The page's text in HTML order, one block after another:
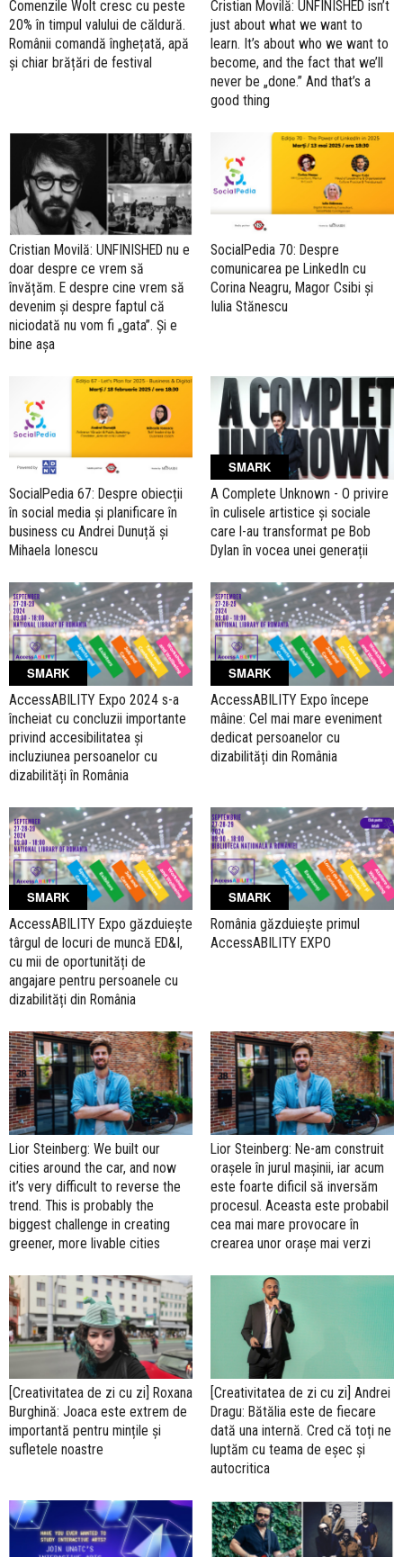
Comenzile Wolt cresc cu peste
20% în timpul valului de căldură.
Românii comandă înghețată, apă
și chiar brățări de festival
Cristian Movilă: UNFINISHED isn’t
just about what we want to
learn. It’s about who we want to
become, and the fact that we’ll
never be „done.” And that’s a
good thing
Cristian Movilă: UNFINISHED nu e
doar despre ce vrem să
învățăm. E despre cine vrem să
devenim și despre faptul că
niciodată nu vom fi „gata”. Și e
bine așa
SocialPedia 70: Despre
comunicarea pe LinkedIn cu
Corina Neagru, Magor Csibi și
Iulia Stănescu
SocialPedia 67: Despre obiecții
în social media și planificare în
business cu Andrei Dunuță și
Mihaela Ionescu
SMARK
A Complete Unknown - O privire
în culisele artistice și sociale
care l-au transformat pe Bob
Dylan în vocea unei generații
SMARK
AccessABILITY Expo 2024 s-a
încheiat cu concluzii importante
privind accesibilitatea și
incluziunea persoanelor cu
dizabilități în România
SMARK
AccessABILITY Expo începe
mâine: Cel mai mare eveniment
dedicat persoanelor cu
dizabilități din România
SMARK
AccessABILITY Expo găzduiește
târgul de locuri de muncă ED&I,
cu mii de oportunități de
angajare pentru persoanele cu
dizabilități din România
SMARK
România găzduiește primul
AccessABILITY EXPO
Lior Steinberg: We built our
cities around the car, and now
it’s very difficult to reverse the
trend. This is probably the
biggest challenge in creating
greener, more livable cities
Lior Steinberg: Ne-am construit
orașele în jurul mașinii, iar acum
este foarte dificil să inversăm
procesul. Aceasta este probabil
cea mai mare provocare în
crearea unor orașe mai verzi
[Creativitatea de zi cu zi] Roxana
Burghină: Joaca este extrem de
importantă pentru mințile și
sufletele noastre
[Creativitatea de zi cu zi] Andrei
Dragu: Bătălia este de fiecare
dată una internă. Cred că toți ne
luptăm cu teama de eșec și
autocritica